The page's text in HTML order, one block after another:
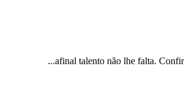
...afinal talento não lhe falta.